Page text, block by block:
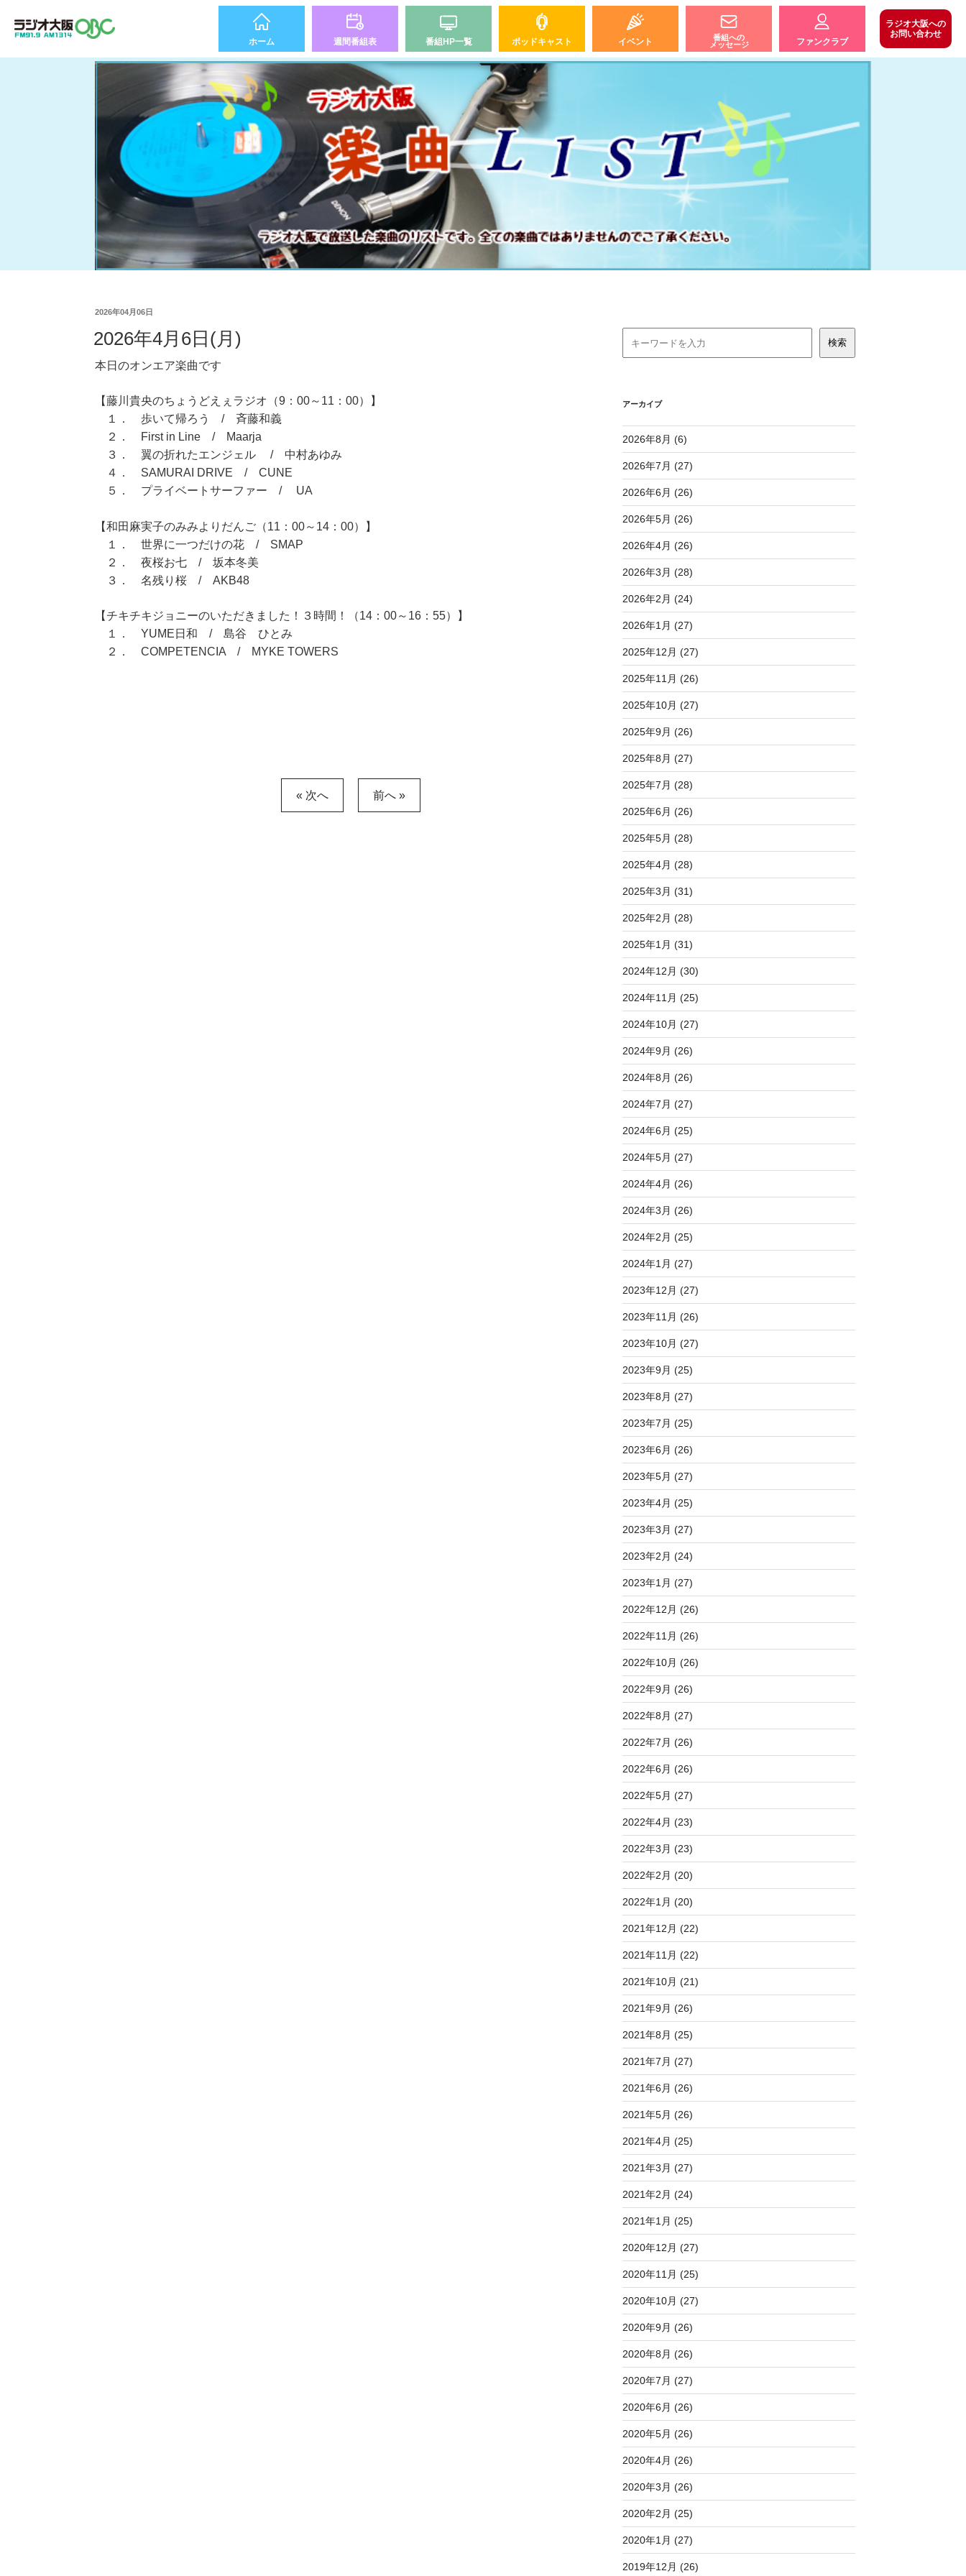
ホーム 週間番組表 番組HP一覧 ポッドキャスト イベント
番組への
メッセージ
ファンクラブ
ラジオ大阪への
お問い合わせ
2026年04月06日
2026年4月6日(月)
本日のオンエア楽曲です
【藤川貴央のちょうどえぇラジオ（9：00～11：00）】
１． 歩いて帰ろう / 斉藤和義
２． First in Line / Maarja
３． 翼の折れたエンジェル / 中村あゆみ
４． SAMURAI DRIVE / CUNE
５． プライベートサーファー / UA
【和田麻実子のみみよりだんご（11：00～14：00）】
１． 世界に一つだけの花 / SMAP
２． 夜桜お七 / 坂本冬美
３． 名残り桜 / AKB48
【チキチキジョニーのいただきました！３時間！（14：00～16：55）】
１． YUME日和 / 島谷 ひとみ
２． COMPETENCIA / MYKE TOWERS
« 次へ 前へ »
アーカイブ
2026年8月 (6)
2026年7月 (27)
2026年6月 (26)
2026年5月 (26)
2026年4月 (26)
2026年3月 (28)
2026年2月 (24)
2026年1月 (27)
2025年12月 (27)
2025年11月 (26)
2025年10月 (27)
2025年9月 (26)
2025年8月 (27)
2025年7月 (28)
2025年6月 (26)
2025年5月 (28)
2025年4月 (28)
2025年3月 (31)
2025年2月 (28)
2025年1月 (31)
2024年12月 (30)
2024年11月 (25)
2024年10月 (27)
2024年9月 (26)
2024年8月 (26)
2024年7月 (27)
2024年6月 (25)
2024年5月 (27)
2024年4月 (26)
2024年3月 (26)
2024年2月 (25)
2024年1月 (27)
2023年12月 (27)
2023年11月 (26)
2023年10月 (27)
2023年9月 (25)
2023年8月 (27)
2023年7月 (25)
2023年6月 (26)
2023年5月 (27)
2023年4月 (25)
2023年3月 (27)
2023年2月 (24)
2023年1月 (27)
2022年12月 (26)
2022年11月 (26)
2022年10月 (26)
2022年9月 (26)
2022年8月 (27)
2022年7月 (26)
2022年6月 (26)
2022年5月 (27)
2022年4月 (23)
2022年3月 (23)
2022年2月 (20)
2022年1月 (20)
2021年12月 (22)
2021年11月 (22)
2021年10月 (21)
2021年9月 (26)
2021年8月 (25)
2021年7月 (27)
2021年6月 (26)
2021年5月 (26)
2021年4月 (25)
2021年3月 (27)
2021年2月 (24)
2021年1月 (25)
2020年12月 (27)
2020年11月 (25)
2020年10月 (27)
2020年9月 (26)
2020年8月 (26)
2020年7月 (27)
2020年6月 (26)
2020年5月 (26)
2020年4月 (26)
2020年3月 (26)
2020年2月 (25)
2020年1月 (27)
2019年12月 (26)